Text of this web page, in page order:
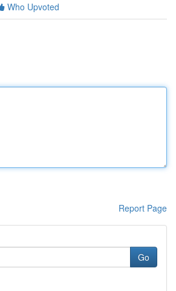
Who Upvoted
Report Page
Go